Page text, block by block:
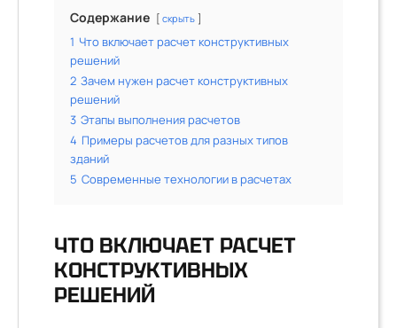
Содержание скрыть
1 Что включает расчет конструктивных
решений
2 Зачем нужен расчет конструктивных
решений
3 Этапы выполнения расчетов
4 Примеры расчетов для разных типов
зданий
5 Современные технологии в расчетах
ЧТО ВКЛЮЧАЕТ РАСЧЕТ
КОНСТРУКТИВНЫХ
РЕШЕНИЙ